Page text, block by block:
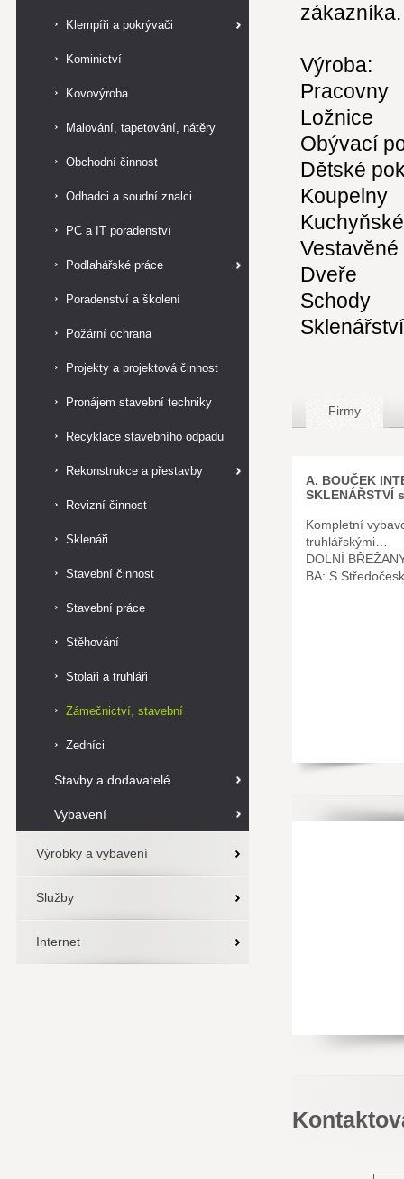
Klempíři a pokrývači
Kominictví
Kovovýroba
Malování, tapetování, nátěry
Obchodní činnost
Odhadci a soudní znalci
PC a IT poradenství
Podlahářské práce
Poradenství a školení
Požární ochrana
Projekty a projektová činnost
Pronájem stavební techniky
Recyklace stavebního odpadu
Rekonstrukce a přestavby
Revizní činnost
Sklenáři
Stavební činnost
Stavební práce
Stěhování
Stolaři a truhláři
Zámečnictví, stavební
zámečnictví
Zedníci
Stavby a dodavatelé
Vybavení
Výrobky a vybavení
Služby
Internet
zákazníka.
Výroba:
Pracovny
Ložnice
Obývací
Dětské
Koupelny
Dveře
Schody
Sklenářství
Firmy
A. BOUČEK
SKLENÁŘSTVÍ
Kompletní
truhlářskými…
DOLNÍ
BA: S